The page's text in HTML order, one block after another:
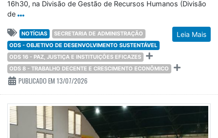
16h30, na Divisão de Gestão de Recursos Humanos (Divisão
de
Leia Mais
NOTÍCIAS
SECRETARIA DE ADMINISTRAÇÃO
ODS - OBJETIVO DE DESENVOLVIMENTO SUSTENTÁVEL
ODS 16 - PAZ, JUSTIÇA E INSTITUIÇÕES EFICAZES
ODS 8 - TRABALHO DECENTE E CRESCIMENTO ECONÔMICO
PUBLICADO EM 13/07/2026